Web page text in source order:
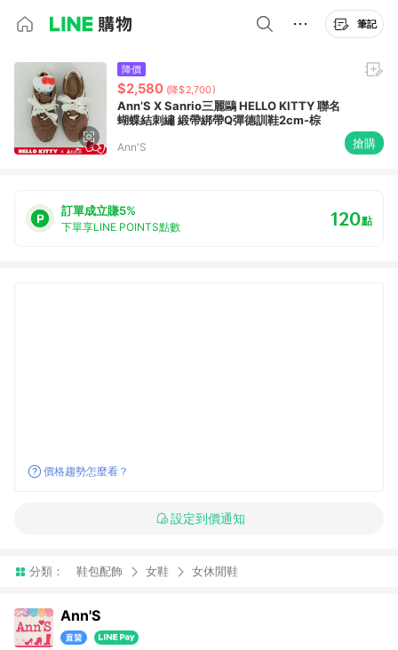
筆記
降價
$2,580 (降$2,700)
Ann’S X Sanrio三麗鷗 HELLO KITTY 聯名
蝴蝶結刺繡 緞帶綁帶Q彈德訓鞋2cm-棕
Ann'S 搶購
訂單成立賺5%
下單享LINE POINTS點數 120點
價格趨勢怎麼看？
設定到價通知
分類： 鞋包配飾 女鞋 女休閒鞋
Ann'S